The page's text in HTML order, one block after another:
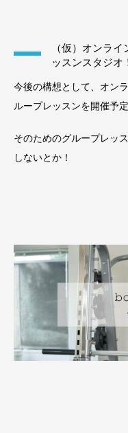
（仮）オンラ
ッスンスタジオ
今後の構想として、オン
ループレッスンを開催予定
そのためのグループレッ
しないとか！